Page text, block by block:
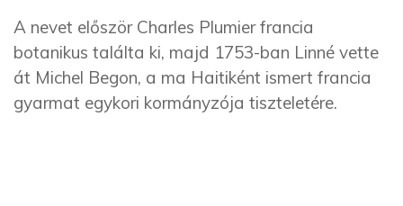
A nevet először Charles Plumier francia
botanikus találta ki, majd 1753-ban Linné vette
át Michel Begon, a ma Haitiként ismert francia
gyarmat egykori kormányzója tiszteletére.